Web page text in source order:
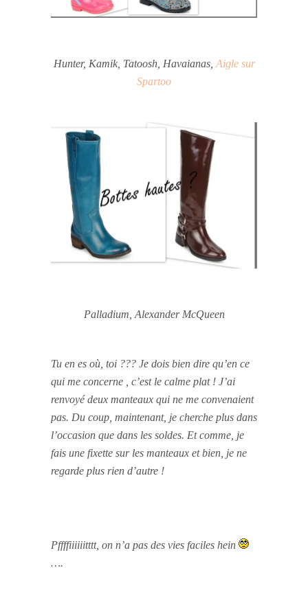
Hunter, Kamik, Tatoosh, Havaianas, Aigle sur
Spartoo
Palladium, Alexander McQueen
Tu en es où, toi ??? Je dois bien dire qu’en ce
qui me concerne , c’est le calme plat ! J’ai
renvoyé deux manteaux qui ne me convenaient
pas. Du coup, maintenant, je cherche plus dans
l’occasion que dans les soldes. Et comme, je
fais une fixette sur les manteaux et bien, je ne
regarde plus rien d’autre !
Pffffiiiiiitttt, on n’a pas des vies faciles hein
….